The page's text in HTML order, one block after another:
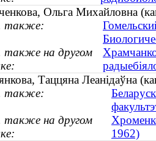
Ольга Михайловна
также:
также на другом
Таццяна Леанідаўна
также:
также на другом
1962)